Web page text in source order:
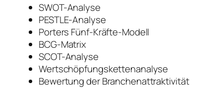
SWOT-Analyse
PESTLE-Analyse
Porters Fünf-Kräfte-Modell
BCG-Matrix
SCOT-Analyse
Wertschöpfungskettenanalyse
Bewertung der Branchenattraktivität